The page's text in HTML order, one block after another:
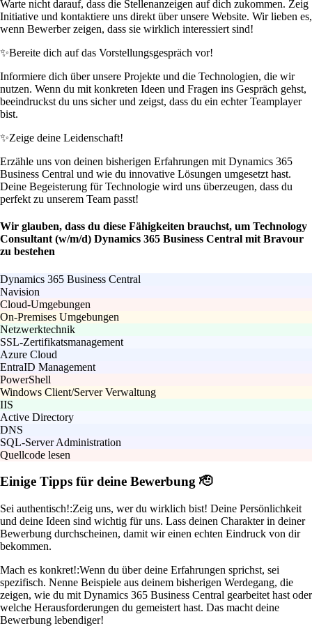
Warte nicht darauf, dass die Stellenanzeigen auf dich zukommen. Zeig
Initiative und kontaktiere uns direkt über unsere Website. Wir lieben es,
wenn Bewerber zeigen, dass sie wirklich interessiert sind!
✨Bereite dich auf das Vorstellungsgespräch vor!
Informiere dich über unsere Projekte und die Technologien, die wir
nutzen. Wenn du mit konkreten Ideen und Fragen ins Gespräch gehst,
beeindruckst du uns sicher und zeigst, dass du ein echter Teamplayer
bist.
✨Zeige deine Leidenschaft!
Erzähle uns von deinen bisherigen Erfahrungen mit Dynamics 365
Business Central und wie du innovative Lösungen umgesetzt hast.
Deine Begeisterung für Technologie wird uns überzeugen, dass du
perfekt zu unserem Team passt!
Wir glauben, dass du diese Fähigkeiten brauchst, um Technology
Consultant (w/m/d) Dynamics 365 Business Central mit Bravour
zu bestehen
Dynamics 365 Business Central
Navision
Cloud-Umgebungen
On-Premises Umgebungen
Netzwerktechnik
SSL-Zertifikatsmanagement
Azure Cloud
EntraID Management
PowerShell
Windows Client/Server Verwaltung
IIS
Active Directory
DNS
SQL-Server Administration
Quellcode lesen
Einige Tipps für deine Bewerbung 🫡
Sei authentisch!:Zeig uns, wer du wirklich bist! Deine Persönlichkeit
und deine Ideen sind wichtig für uns. Lass deinen Charakter in deiner
Bewerbung durchscheinen, damit wir einen echten Eindruck von dir
bekommen.
Mach es konkret!:Wenn du über deine Erfahrungen sprichst, sei
spezifisch. Nenne Beispiele aus deinem bisherigen Werdegang, die
zeigen, wie du mit Dynamics 365 Business Central gearbeitet hast oder
welche Herausforderungen du gemeistert hast. Das macht deine
Bewerbung lebendiger!